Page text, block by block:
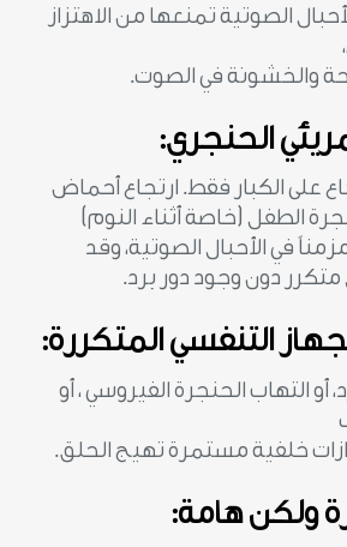
الصوتية تمنعها من الاهتزاز
والخشونة في الصوت.
الحنجري:
على الكبار فقط. ارتجاع أحماض
الطفل (خاصة أثناء النوم)
في الأحبال الصوتية، وقد
دون وجود دور برد.
التنفسي المتكررة:
أو التهاب الحنجرة الفيروسي ، أو
خلفية مستمرة تهيج الحلق.
ولكن هامة: